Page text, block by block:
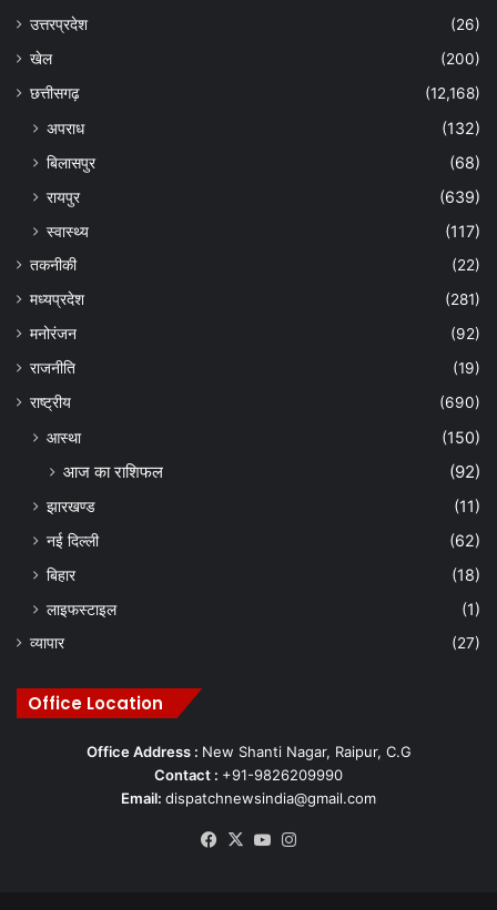
उत्तरप्रदेश
(26)
खेल
(200)
छत्तीसगढ़
(12,168)
अपराध
(132)
बिलासपुर
(68)
रायपुर
(639)
स्वास्थ्य
(117)
तकनीकी
(22)
मध्यप्रदेश
(281)
मनोरंजन
(92)
राजनीति
(19)
राष्ट्रीय
(690)
आस्था (150)
आज का राशिफल (92)
झारखण्ड
(11)
नई दिल्ली
(62)
बिहार
(18)
लाइफस्टाइल
(1)
व्यापार (27)
Office Location
Office Address : New Shanti Nagar, Raipur, C.G
Contact : +91-9826209990
Email: dispatchnewsindia@gmail.com
Facebook
X YouTube